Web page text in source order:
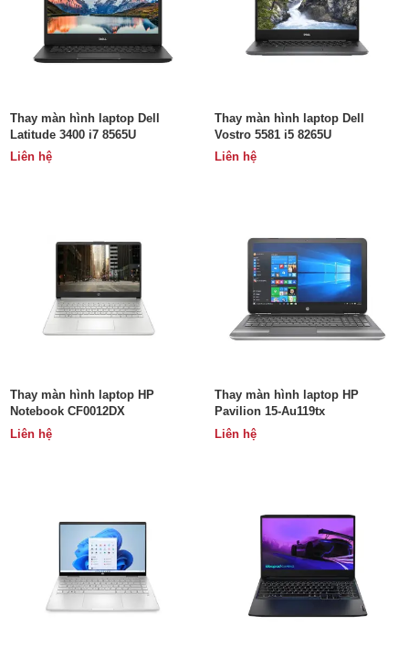
Thay màn hình laptop Dell
Latitude 3400 i7 8565U
Liên hệ
Thay màn hình laptop Dell
Vostro 5581 i5 8265U
Liên hệ
Thay màn hình laptop HP
Notebook CF0012DX
Liên hệ
Thay màn hình laptop HP
Pavilion 15-Au119tx
Liên hệ